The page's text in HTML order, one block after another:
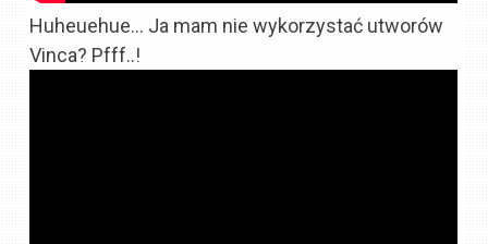
Huheuehue… Ja mam nie wykorzystać utworów
Vinca? Pfff..!